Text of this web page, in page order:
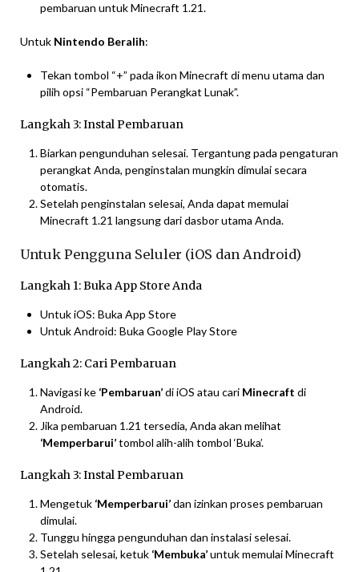
pembaruan untuk Minecraft 1.21.
Untuk Nintendo Beralih:
Tekan tombol “+” pada ikon Minecraft di menu utama dan
pilih opsi “Pembaruan Perangkat Lunak”.
Langkah 3: Instal Pembaruan
Biarkan pengunduhan selesai. Tergantung pada pengaturan
perangkat Anda, penginstalan mungkin dimulai secara
otomatis.
Setelah penginstalan selesai, Anda dapat memulai
Minecraft 1.21 langsung dari dasbor utama Anda.
Untuk Pengguna Seluler (iOS dan Android)
Langkah 1: Buka App Store Anda
Untuk iOS: Buka App Store
Untuk Android: Buka Google Play Store
Langkah 2: Cari Pembaruan
Navigasi ke ‘Pembaruan’di iOS atau cari Minecraft di
Android.
Jika pembaruan 1.21 tersedia, Anda akan melihat
‘Memperbarui’tombol alih-alih tombol ‘Buka’.
Langkah 3: Instal Pembaruan
Mengetuk ‘Memperbarui’dan izinkan proses pembaruan
dimulai.
Tunggu hingga pengunduhan dan instalasi selesai.
Setelah selesai, ketuk ‘Membuka’untuk memulai Minecraft